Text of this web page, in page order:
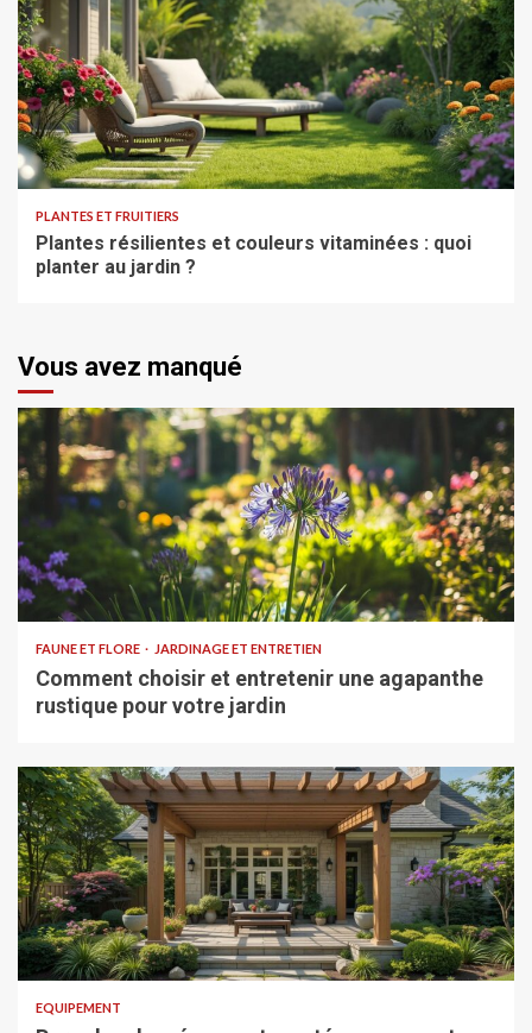
PLANTES ET FRUITIERS
Plantes résilientes et couleurs vitaminées : quoi
planter au jardin ?
Vous avez manqué
FAUNE ET FLORE JARDINAGE ET ENTRETIEN
Comment choisir et entretenir une agapanthe
rustique pour votre jardin
EQUIPEMENT